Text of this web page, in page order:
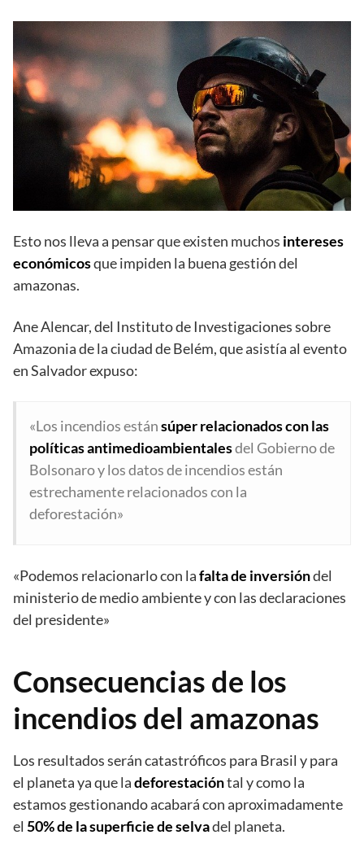
Esto nos lleva a pensar que existen muchos intereses
económicosque impiden la buena gestión del
amazonas.
Ane Alencar, del Instituto de Investigaciones sobre
Amazonia de la ciudad de Belém, que asistía al evento
en Salvador expuso:
«Los incendios estánsúper relacionados con las
políticas antimedioambientalesdel Gobierno de
Bolsonaro y los datos de incendios están
estrechamente relacionados con la
deforestación»
«Podemos relacionarlo con lafalta de inversióndel
ministerio de medio ambiente y con las declaraciones
del presidente»
Consecuencias de los
incendios del amazonas
Los resultados serán catastróficos para Brasil y para
el planeta ya que ladeforestacióntal y como la
estamos gestionando acabará con aproximadamente
el 50% de la superficie de selvadel planeta.